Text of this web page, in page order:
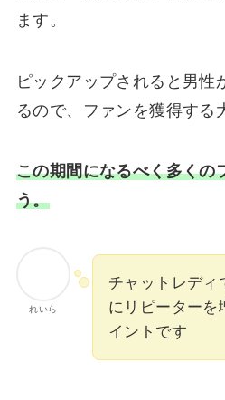
ます。
ピックアップされると男性
るので、ファンを獲得する
この期間になるべく多くの
う。
れいら
チャットレディ
にリピーターを
イントです